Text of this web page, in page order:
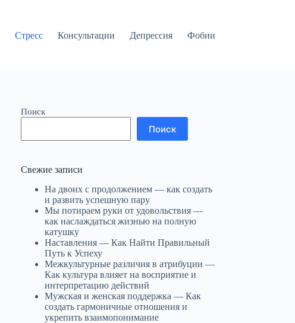
Стресс Консультации Депрессия Фобии
Поиск
Поиск
Свежие записи
На двоих с продолжением — как создать
и развить успешную пару
Мы потираем руки от удовольствия —
как наслаждаться жизнью на полную
катушку
Наставления — Как Найти Правильный
Путь к Успеху
Межкультурные различия в атрибуции —
Как культура влияет на восприятие и
интерпретацию действий
Мужская и женская поддержка — Как
создать гармоничные отношения и
укрепить взаимопонимание